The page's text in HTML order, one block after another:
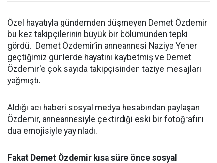
Özel hayatıyla gündemden düşmeyen Demet Özdemir
bu kez takipçilerinin büyük bir bölümünden tepki
gördü. Demet Özdemir’in anneannesi Naziye Yener
geçtiğimiz günlerde hayatını kaybetmiş ve Demet
Özdemir'e çok sayıda takipçisinden taziye mesajları
yağmıştı.
Aldığı acı haberi sosyal medya hesabından paylaşan
Özdemir, anneannesiyle çektirdiği eski bir fotoğrafını
dua emojisiyle yayınladı.
Fakat Demet Özdemir kısa süre önce sosyal